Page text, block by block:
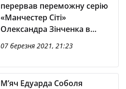
перервав переможну серію
«Манчестер Сіті»
Олександра Зінченка в
англійській Прем’єр-лізі
07 березня 2021, 21:23
М’яч Едуарда Соболя